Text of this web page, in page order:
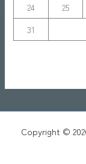
24
25
31
Copyright ©